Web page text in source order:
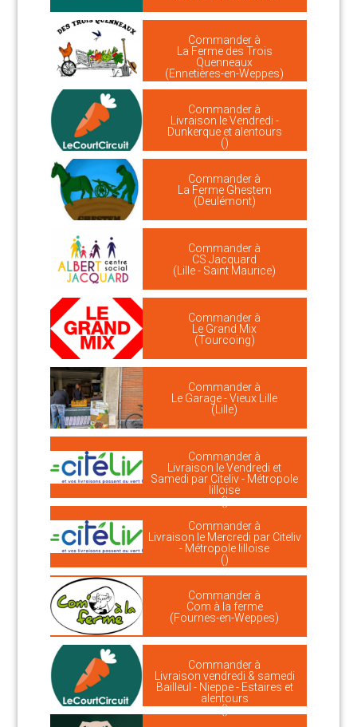
Commander à
La Ferme des Trois
Quenneaux
(Ennetières-en-Weppes)
Commander à
Livraison le Vendredi -
Dunkerque et alentours
()
Commander à
La Ferme Ghestem
(Deulémont)
Commander à
CS Jacquard
(Lille - Saint Maurice)
Commander à
Le Grand Mix
(Tourcoing)
Commander à
Le Garage - Vieux Lille
(Lille)
Commander à
Livraison le Vendredi et
Samedi par Citeliv - Métropole
lilloise
()
Commander à
Livraison le Mercredi par Citeliv
- Métropole lilloise
()
Commander à
Com à la ferme
(Fournes-en-Weppes)
Commander à
Livraison vendredi & samedi
Bailleul - Nieppe - Estaires et
alentours
()